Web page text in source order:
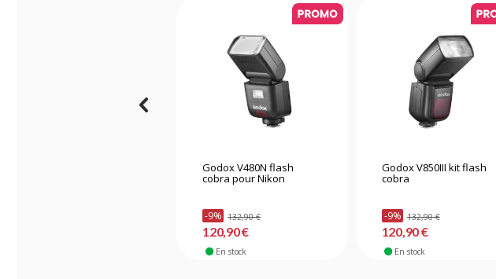
Godox V480N flash
cobra pour Nikon
-9% 132,90 €
120,90 €
En stock
Godox V850III kit flash
cobra
-9% 132,90 €
120,90 €
En stock